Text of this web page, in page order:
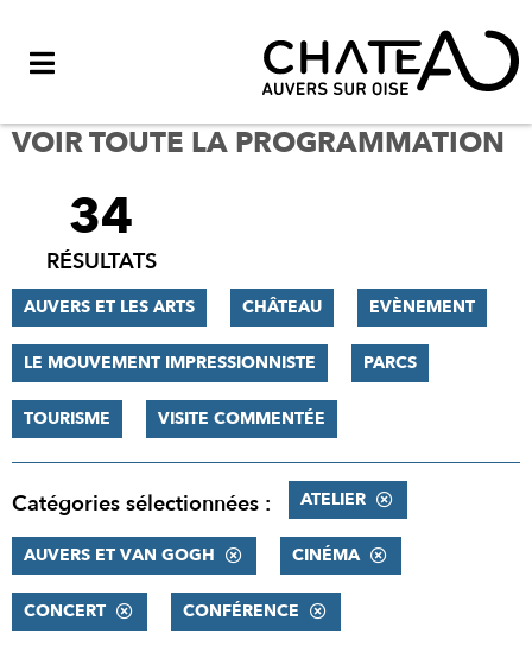
VOIR TOUTE LA PROGRAMMATION
FILTRER
RÉSULTATS
34
RÉSULTATS
AUVERS ET LES ARTS CHÂTEAU EVÈNEMENT
LE MOUVEMENT IMPRESSIONNISTE PARCS
TOURISME VISITE COMMENTÉE
Catégories sélectionnées : ATELIER
AUVERS ET VAN GOGH CINÉMA
CONCERT CONFÉRENCE